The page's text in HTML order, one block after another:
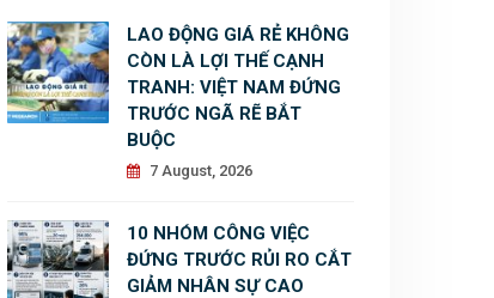
LAO ĐỘNG GIÁ RẺ KHÔNG
CÒN LÀ LỢI THẾ CẠNH
TRANH: VIỆT NAM ĐỨNG
TRƯỚC NGÃ RẼ BẮT
BUỘC
7 August, 2026
10 NHÓM CÔNG VIỆC
ĐỨNG TRƯỚC RỦI RO CẮT
GIẢM NHÂN SỰ CAO